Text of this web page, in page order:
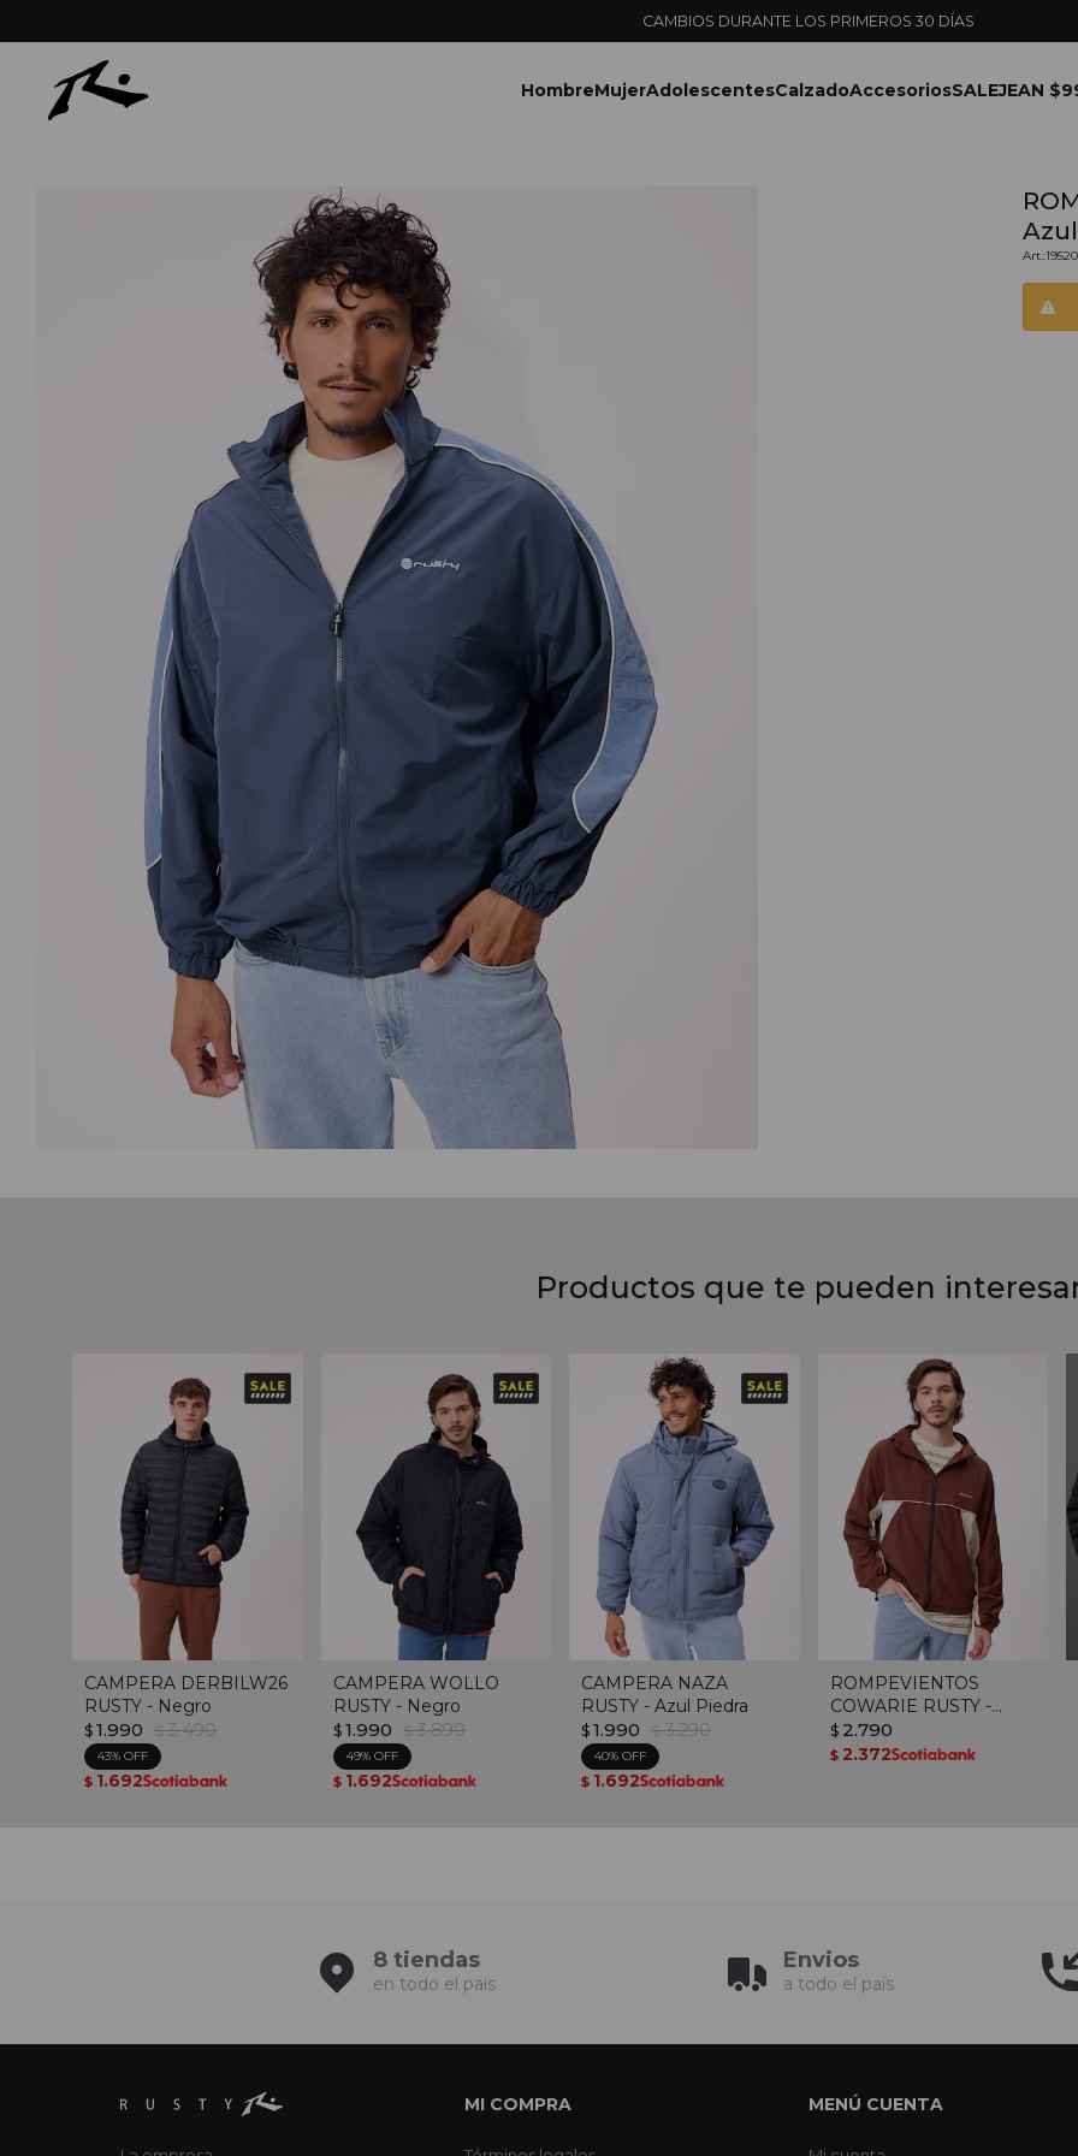
HombreMujerAdolescentesCalzadoAccesoriosSALEJEAN
Azul
Productos que te pueden
CAMPERA DERBILW26
RUSTY - Negro
$ 1.990 $ 3.490
43
$ 1.692
CAMPERA WOLLO
RUSTY - Negro
$ 1.990 $ 3.890
49
$ 1.692
CAMPERA NAZA
RUSTY - Azul Piedra
$ 1.990 $ 3.290
40
$ 1.692
ROMPEVIENTOS
COWARIE RUSTY -
Cocoa
$ 2.790
$ 2.372
8 tiendas
en todo el pais
Envios
a todo el país
MI COMPRA MENÚ CUENTA